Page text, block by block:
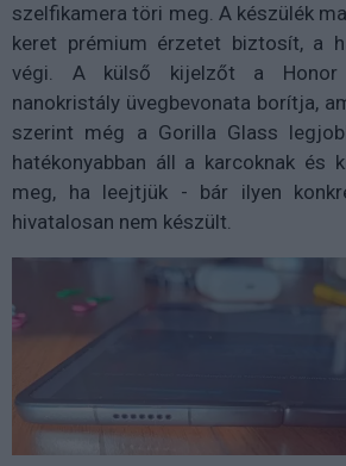
szelfikamera töri meg. A készülék
keret prémium érzetet biztosít, a
végi. A külső kijelzőt a Honor
nanokristály üvegbevonata borítja,
szerint még a Gorilla Glass
hatékonyabban áll a karcoknak és
meg, ha leejtjük - bár ilyen
hivatalosan nem készült.